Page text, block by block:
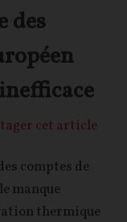
des
cet article
comptes de
manque
thermique